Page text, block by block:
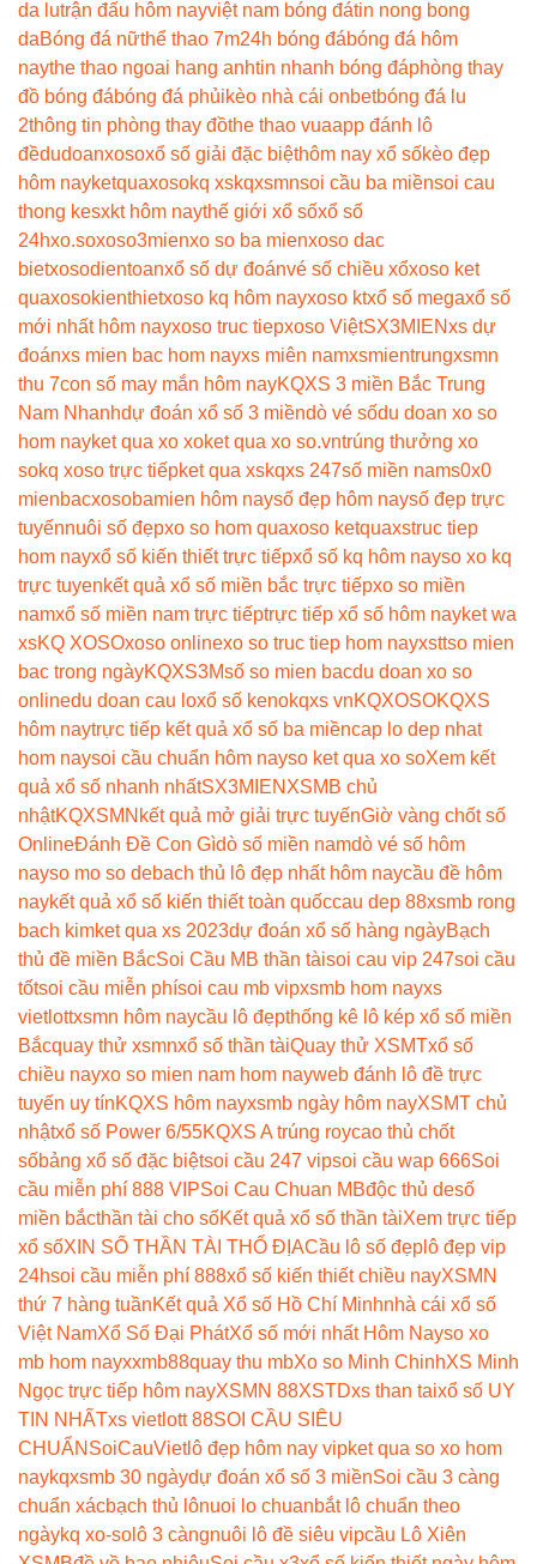
da lutrận đấu hôm nayviệt nam bóng đátin nong bong
daBóng đá nữthể thao 7m24h bóng đábóng đá hôm
naythe thao ngoai hang anhtin nhanh bóng đáphòng thay
đồ bóng đábóng đá phủikèo nhà cái onbetbóng đá lu
2thông tin phòng thay đồthe thao vuaapp đánh lô
đềdudoanxosoxổ số giải đặc biệthôm nay xổ sốkèo đẹp
hôm nayketquaxosokq xskqxsmnsoi cầu ba miềnsoi cau
thong kesxkt hôm naythế giới xổ sốxổ số
24hxo.soxoso3mienxo so ba mienxoso dac
bietxosodientoanxổ số dự đoánvé số chiều xổxoso ket
quaxosokienthietxoso kq hôm nayxoso ktxổ số megaxổ số
mới nhất hôm nayxoso truc tiepxoso ViệtSX3MIENxs dự
đoánxs mien bac hom nayxs miên namxsmientrungxsmn
thu 7con số may mắn hôm nayKQXS 3 miền Bắc Trung
Nam Nhanhdự đoán xổ số 3 miềndò vé sốdu doan xo so
hom nayket qua xo xoket qua xo so.vntrúng thưởng xo
sokq xoso trực tiếpket qua xskqxs 247số miền nams0x0
mienbacxosobamien hôm naysố đẹp hôm naysố đẹp trực
tuyếnnuôi số đẹpxo so hom quaxoso ketquaxstruc tiep
hom nayxổ số kiến thiết trực tiếpxổ số kq hôm nayso xo kq
trực tuyenkết quả xổ số miền bắc trực tiếpxo so miền
namxổ số miền nam trực tiếptrực tiếp xổ số hôm nayket wa
xsKQ XOSOxoso onlinexo so truc tiep hom nayxsttso mien
bac trong ngàyKQXS3Msố so mien bacdu doan xo so
onlinedu doan cau loxổ số kenokqxs vnKQXOSOKQXS
hôm naytrực tiếp kết quả xổ số ba miềncap lo dep nhat
hom naysoi cầu chuẩn hôm nayso ket qua xo soXem kết
quả xổ số nhanh nhấtSX3MIEN XSMB chủ
nhậtKQXSMN kết quả mở giải trực tuyếnGiờ vàng chốt số
OnlineĐánh Đề Con Gìdò số miền namdò vé số hôm
nayso mo so debach thủ lô đẹp nhất hôm naycầu đề hôm
naykết quả xổ số kiến thiết toàn quốccau dep 88xsmb rong
bach kimket qua xs 2023dự đoán xổ số hàng ngàyBạch
thủ đề miền BắcSoi Cầu MB thần tàisoi cau vip 247soi cầu
tốtsoi cầu miễn phísoi cau mb vipxsmb hom nayxs
vietlottxsmn hôm naycầu lô đẹpthống kê lô kép xổ số miền
Bắcquay thử xsmnxổ số thần tàiQuay thử XSMTxổ số
chiều nayxo so mien nam hom nayweb đánh lô đề trực
tuyến uy tínKQXS hôm nayxsmb ngày hôm nayXSMT chủ
nhậtxổ số Power 6/55KQXS A trúng roycao thủ chốt
sốbảng xổ số đặc biệtsoi cầu 247 vipsoi cầu wap 666Soi
cầu miễn phí 888 VIPSoi Cau Chuan MBđộc thủ desố
miền bắcthần tài cho sốKết quả xổ số thần tàiXem trực tiếp
xổ sốXIN SỐ THẦN TÀI THỔ ĐỊACầu lô số đẹp lô đẹp vip
24hsoi cầu miễn phí 888xổ số kiến thiết chiều nayXSMN
thứ 7 hàng tuầnKết quả Xổ số Hồ Chí Minhnhà cái xổ số
Việt NamXổ Số Đại PhátXổ số mới nhất Hôm Nayso xo
mb hom nayxxmb88quay thu mbXo so Minh ChinhXS Minh
Ngọc trực tiếp hôm nayXSMN 88XSTDxs than taixổ số UY
TIN NHẤTxs vietlott 88SOI CẦU SIÊU
CHUẨN SoiCauVietlô đẹp hôm nay vipket qua so xo hom
naykqxsmb 30 ngàydự đoán xổ số 3 miềnSoi cầu 3 càng
chuẩn xácbạch thủ lônuoi lo chuanbắt lô chuẩn theo
ngàykq xo-so lô 3 càngnuôi lô đề siêu vipcầu Lô Xiên